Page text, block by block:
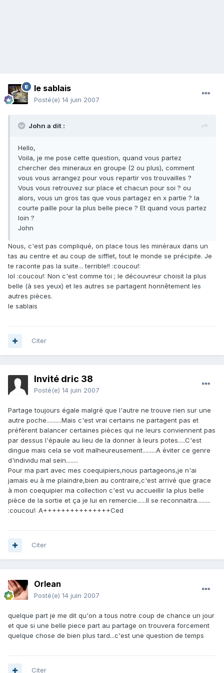
le sablais
Posté(e) 14 juin 2007
John a dit :
Hello,
Voila, je me pose cette question, quand vous partez
chercher des mineraux en groupe (2 ou plus), comment
vous vous arrangez pour vous repartir vos trouvailles ?
Vous vous retrouvez sur place et chacun pour soi ? ou
alors, vous un gros tas que vous partagez en x partie ? la
courte paille pour la plus belle piece ? Et quand vous partez
loin ?
John
Nous, c'est pas compliqué, on place tous les minéraux dans un
tas au centre et au coup de sifflet, tout le monde se précipite. Je
te raconte pas la suite... terrible!! :coucou!:
lol :coucou!: Non c'est comme toi ; le découvreur choisit la plus
belle (à ses yeux) et les autres se partagent honnêtement les
autres pièces.
le sablais
Citer
Invité dric 38
Posté(e) 14 juin 2007
Partage toujours égale malgré que l'autre ne trouve rien sur une
autre poche..........Mais c'est vrai certains ne partagent pas et
préfèrent balancer certaines pièces qui ne leurs conviennent pas
par dessus l'épaule au lieu de la donner à leurs potes.....C'est
dingue mais cela se voit malheureusement.........A éviter ce genre
d'individu mal sein........
Pour ma part avec mes coequipiers,nous partageons,je n'ai
jamais eu à me plaindre,bien au contraire,c'est arrivé que grace
à mon coequipier ma collection c'est vu accueillir la plus belle
pièce de la sortie et ça je lui en remercie......Il se reconnaitra.........
:coucou!: A+++++++++++++++Ced
Citer
Orlean
Posté(e) 14 juin 2007
quelque part je me dit qu'on a tous notre coup de chance un jour
et que si une belle piece part au partage on trouvera forcement
quelque chose de bien plus tard...c'est une question de temps
Citer